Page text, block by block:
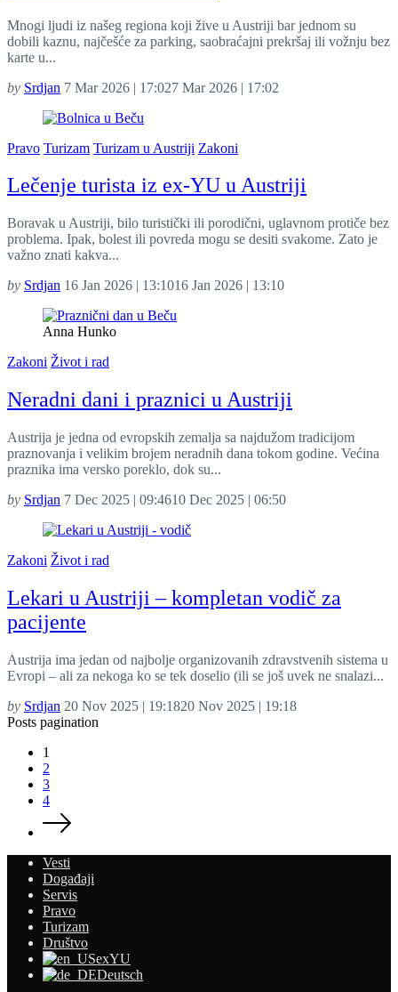
Mnogi ljudi iz našeg regiona koji žive u Austriji bar jednom su
dobili kaznu, najčešće za parking, saobraćajni prekršaj ili vožnju bez
karte u...
by Srdjan 7 Mar 2026 | 17:027 Mar 2026 | 17:02
Pravo Turizam Turizam u Austriji Zakoni
Lečenje turista iz ex-YU u Austriji
Boravak u Austriji, bilo turistički ili porodični, uglavnom protiče bez
problema. Ipak, bolest ili povreda mogu se desiti svakome. Zato je
važno znati kakva...
by Srdjan 16 Jan 2026 | 13:1016 Jan 2026 | 13:10
Anna Hunko
Zakoni Život i rad
Neradni dani i praznici u Austriji
Austrija je jedna od evropskih zemalja sa najdužom tradicijom
praznovanja i velikim brojem neradnih dana tokom godine. Većina
praznika ima versko poreklo, dok su...
by Srdjan 7 Dec 2025 | 09:4610 Dec 2025 | 06:50
Zakoni Život i rad
Lekari u Austriji – kompletan vodič za
pacijente
Austrija ima jedan od najbolje organizovanih zdravstvenih sistema u
Evropi – ali za nekoga ko se tek doselio (ili se još uvek ne snalazi...
by Srdjan 20 Nov 2025 | 19:1820 Nov 2025 | 19:18
Posts pagination
1
2
3
4
Vesti
Događaji
Servis
Pravo
Turizam
Društvo
exYU
Deutsch